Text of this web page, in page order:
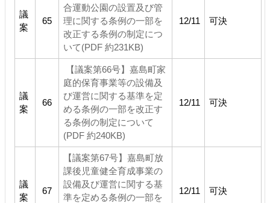
議
案
65
合運動公園の設置及び管
理に関する条例の一部を
改正する条例の制定につ
いて(PDF 約231KB)
12/11 可決
議
案
66
【議案第66号】嘉島町家
庭的保育事業等の設備及
び運営に関する基準を定
める条例の一部を改正す
る条例の制定について
(PDF 約240KB)
12/11 可決
議
案
67
【議案第67号】嘉島町放
課後児童健全育成事業の
設備及び運営に関する基
準を定める条例の一部を
12/11 可決